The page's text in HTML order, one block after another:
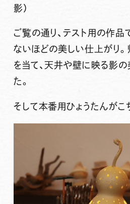
影）
ご覧の通り、テスト用の作品
ないほどの美しい仕上がり。
を当て、天井や壁に映る影の
た。
そして本番用ひょうたんがこ